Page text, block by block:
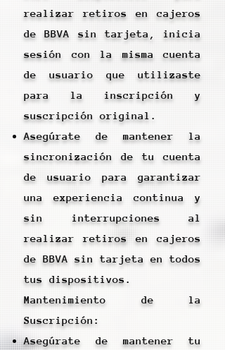
realizar retiros en cajeros
de BBVA sin tarjeta, inicia
sesión con la misma cuenta
de usuario que utilizaste
para la inscripción y
suscripción original.
Asegúrate de mantener la
sincronización de tu cuenta
de usuario para garantizar
una experiencia continua y
sin interrupciones al
realizar retiros en cajeros
de BBVA sin tarjeta en todos
tus dispositivos.
Mantenimiento de la
Suscripción:
Asegúrate de mantener tu